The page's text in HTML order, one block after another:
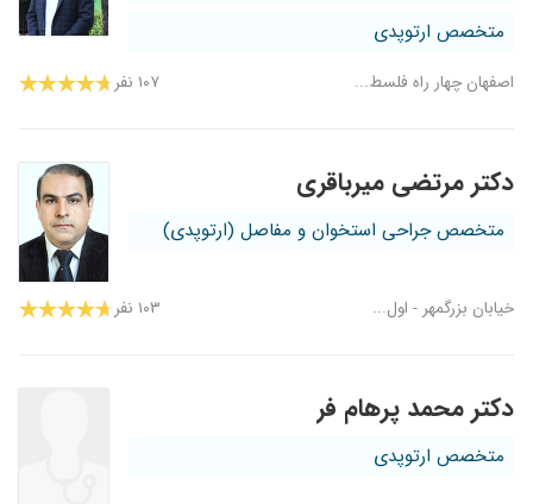
متخصص ارتوپدی
اصفهان چهار راه فلسط... ۱۰۷ نفر
دکتر مرتضی میرباقری
متخصص جراحی استخوان و مفاصل (ارتوپدی)
خیابان بزرگمهر - اول... ۱۰۳ نفر
دکتر محمد پرهام فر
متخصص ارتوپدی